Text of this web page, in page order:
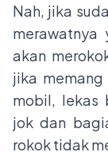
Nah, jika
merawatnya
akan
jika
mobil, lekas
jok dan
rokok tidak